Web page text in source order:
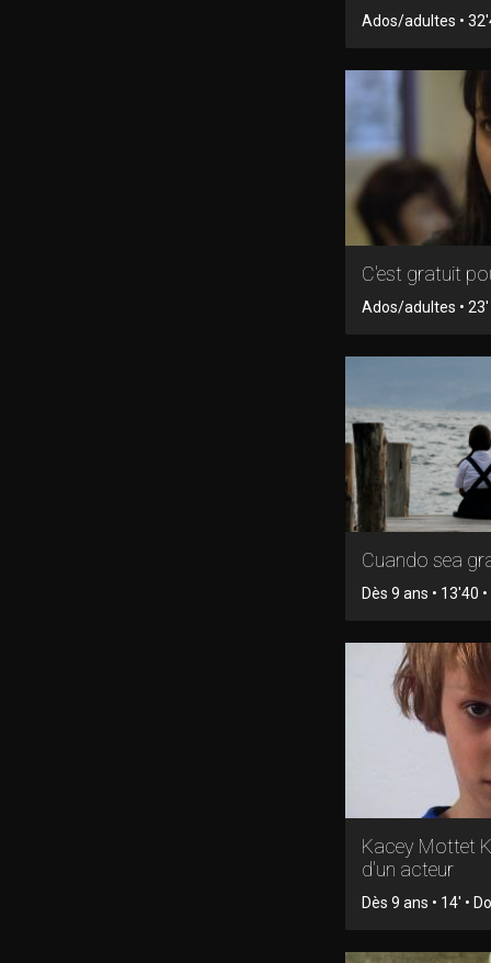
Ados/adultes •
C'est gratuit
Ados/adultes • 23'
Cuando sea
Dès 9 ans • 13'40
Kacey Mottet
d'un acteur
Dès 9 ans • 14' •